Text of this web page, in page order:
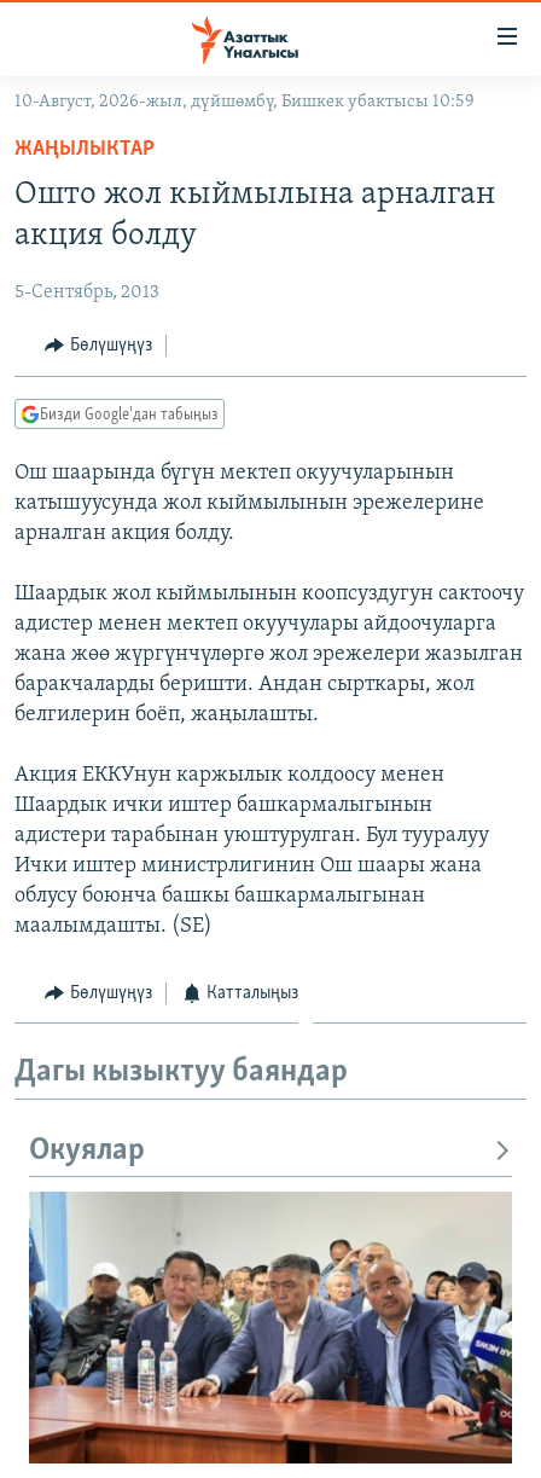
Навигацияга
өтүңүз
Издөөгө
салыңызКЫРГЫЗСТАН
ЭКОНОМИКА
МАДАНИЯТ
БОРБОР АЗИЯ
АТАЙЫН ИЛИКТӨӨ
ТВ ПРОГРАММАЛАР
ЭКСПЕРТТЕР ТАЛДАЙТ
БИЗ ЖАНА ДҮЙНӨ
ДАНИСТЕ
АЗАТТЫК+
ЫҢГАЙСЫЗ СУРООЛОР
ӨЗГӨЧӨ ПИКИР
Русский
ЭЕ/АРнун бардык сайттары
10-Август, 2026-жыл, дүйшөмбү, Бишкек убактысы 10:59
ЖАҢЫЛЫКТАР
Ошто жол кыймылына арналган
акция болду
5-Сентябрь, 2013
Бөлүшүңүз
Бизди Google'дан табыңыз
Ош шаарында бүгүн мектеп окуучуларынын
катышуусунда жол кыймылынын эрежелерине
арналган акция болду.
Шаардык жол кыймылынын коопсуздугун сактоочу
адистер менен мектеп окуучулары айдоочуларга
жана жөө жүргүнчүлөргө жол эрежелери жазылган
баракчаларды беришти. Андан сырткары, жол
белгилерин боёп, жаңылашты.
Акция ЕККУнун каржылык колдоосу менен
Шаардык ички иштер башкармалыгынын
адистери тарабынан уюштурулган. Бул тууралуу
Ички иштер министрлигинин Ош шаары жана
облусу боюнча башкы башкармалыгынан
маалымдашты. (SE)
Бөлүшүңүз Катталыңыз
Дагы кызыктуу баяндар
Окуялар